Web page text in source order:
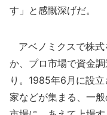
す」と感慨深げだ。
アベノミクスで株式
か、プロ市場で資金
り。1985年6月に設
家などが集まる、一